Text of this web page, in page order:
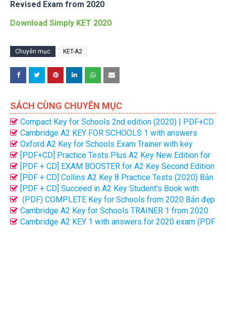
Revised Exam from 2020
Download Simply KET 2020
Chuyên mục KET-A2
SÁCH CÙNG CHUYÊN MỤC
Compact Key for Schools 2nd edition (2020) | PDF+CD
Cambridge A2 KEY FOR SCHOOLS 1 with answers
(2020) | PDF + CD
Oxford A2 Key for Schools Exam Trainer with key
(2020) | PDF + CD
[PDF+CD] Practice Tests Plus A2 Key New Edition for
2020 Exam
[PDF + CD] EXAM BOOSTER for A2 Key Second Edition
from 2020
[PDF + CD] Collins A2 Key 8 Practice Tests (2020) Bản
đẹp [PDF + CD] Succeed in A2 Key Student's Book with
answers (2020)
(PDF) COMPLETE Key for Schools from 2020 Bản đẹp
mới nhất
Cambridge A2 Key for Schools TRAINER 1 from 2020
(PDF bản đẹp)
Cambridge A2 KEY 1 with answers for 2020 exam (PDF